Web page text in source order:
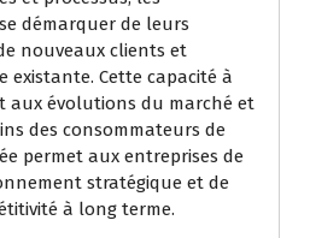
démarquer de leurs
nouveaux clients et
existante. Cette capacité à
aux évolutions du marché et
des consommateurs de
permet aux entreprises de
stratégique et de
à long terme.